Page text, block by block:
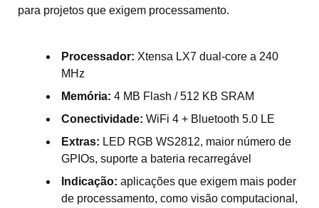
para projetos que exigem processamento.
Processador: Xtensa LX7 dual-core a 240
MHz
Memória: 4 MB Flash / 512 KB SRAM
Conectividade: WiFi 4 + Bluetooth 5.0 LE
Extras: LED RGB WS2812, maior número de
GPIOs, suporte a bateria recarregável
Indicação: aplicações que exigem mais poder
de processamento, como visão computacional,